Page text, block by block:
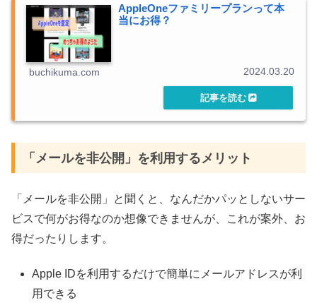
AppleOneファミリープランって本
当にお得？
buchikuma.com 2024.03.20
「メールを非公開」を利用するメリット
「メールを非公開」と聞くと、なんだかパッとしないサー
ビスで何がお得なのか想像できませんが、これが案外、お
得だったりします。
Apple IDを利用するだけで簡単にメールアドレスが利
用できる